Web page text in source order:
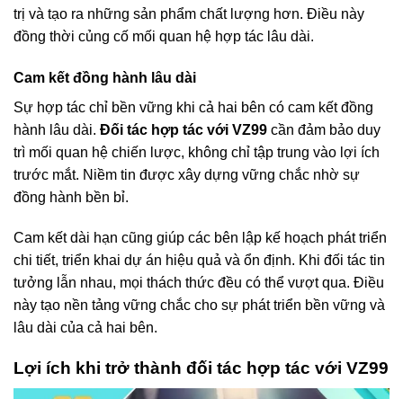
trị và tạo ra những sản phẩm chất lượng hơn. Điều này
đồng thời củng cố mối quan hệ hợp tác lâu dài.
Cam kết đồng hành lâu dài
Sự hợp tác chỉ bền vững khi cả hai bên có cam kết đồng
hành lâu dài. Đối tác hợp tác với VZ99 cần đảm bảo duy
trì mối quan hệ chiến lược, không chỉ tập trung vào lợi ích
trước mắt. Niềm tin được xây dựng vững chắc nhờ sự
đồng hành bền bỉ.
Cam kết dài hạn cũng giúp các bên lập kế hoạch phát triển
chi tiết, triển khai dự án hiệu quả và ổn định. Khi đối tác tin
tưởng lẫn nhau, mọi thách thức đều có thể vượt qua. Điều
này tạo nền tảng vững chắc cho sự phát triển bền vững và
lâu dài của cả hai bên.
Lợi ích khi trở thành đối tác hợp tác với VZ99